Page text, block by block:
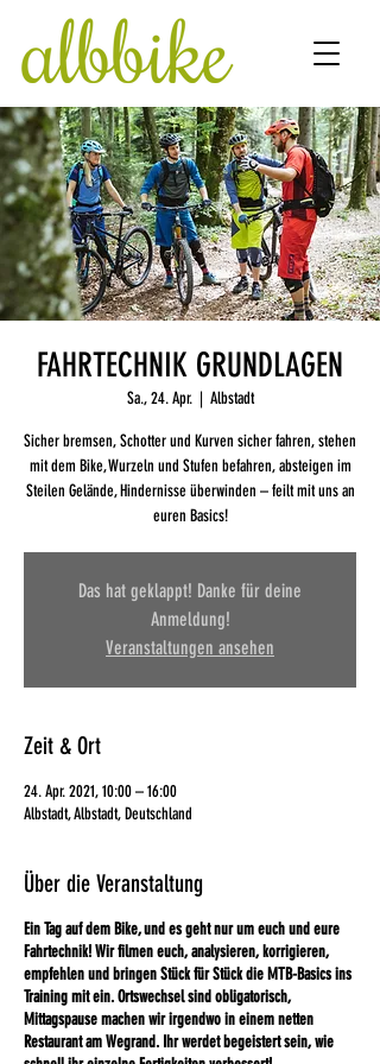
FAHRTECHNIK GRUNDLAGEN
Sa., 24. Apr.
  |
Albstadt
Sicher bremsen, Schotter und Kurven sicher fahren, stehen
mit dem Bike, Wurzeln und Stufen befahren, absteigen im
Steilen Gelände, Hindernisse überwinden – feilt mit uns an
euren Basics!
Das hat geklappt! Danke für deine
Anmeldung!
Veranstaltungen ansehen
Zeit & Ort
24. Apr. 2021, 10:00 – 16:00
Albstadt, Albstadt, Deutschland
Über die Veranstaltung
Ein Tag auf dem Bike, und es geht nur um euch und eure
Fahrtechnik! Wir filmen euch, analysieren, korrigieren,
empfehlen und bringen Stück für Stück die MTB-Basics ins
Training mit ein. Ortswechsel sind obligatorisch,
Mittagspause machen wir irgendwo in einem netten
Restaurant am Wegrand. Ihr werdet begeistert sein, wie